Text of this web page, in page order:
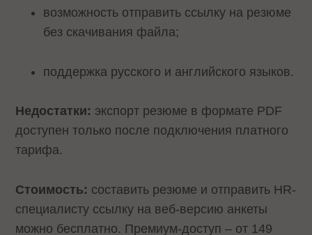
возможность отправить ссылку на резюме
без скачивания файла;
поддержка русского и английского языков.
Недостатки: экспорт резюме в формате PDF
доступен только после подключения платного
тарифа.
Стоимость: составить резюме и отправить HR-
специалисту ссылку на веб-версию анкеты
можно бесплатно. Премиум-доступ – от 149